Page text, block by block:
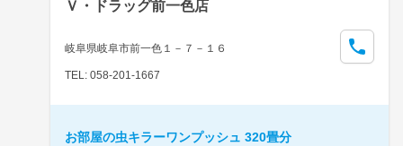
Ｖ・ドラッグ前一色店
岐阜県岐阜市前一色１－７－１６
TEL: 058-201-1667
お部屋の虫キラーワンプッシュ 320畳分